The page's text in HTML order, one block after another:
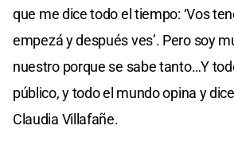
que me dice todo el tiempo: ‘Vos
empezá y después ves’. Pero soy
nuestro porque se sabe tanto…Y
público, y todo el mundo opina y
Claudia Villafañe.